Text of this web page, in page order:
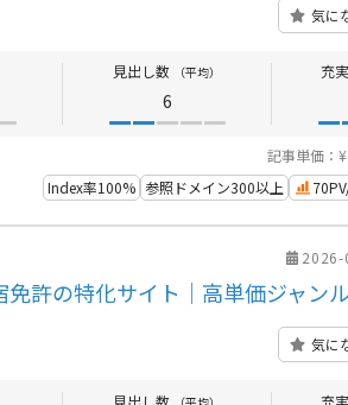
気に
見出し数 （平均）
6
充
記事単価：
Index率100% 参照ドメイン300以上
2026-
免許の特化サイト｜高単価ジャン
気に
見出し数 （平均） 充